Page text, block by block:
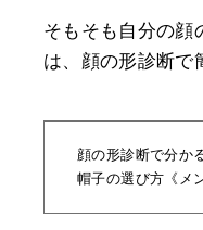
そもそも自分の顔
は、顔の形診断で
顔の形診断で分か
帽子の選び方《メ